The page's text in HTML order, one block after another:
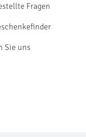
Fragen
Sie uns